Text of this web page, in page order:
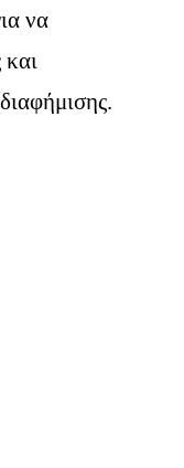
να
και